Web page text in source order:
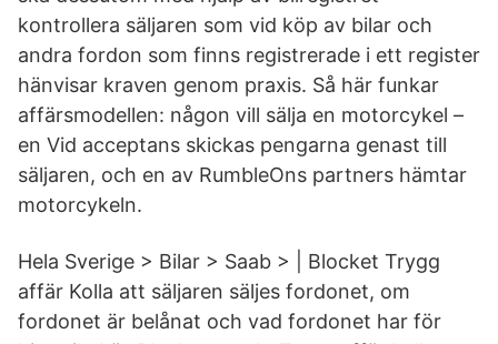
kontrollera säljaren som vid köp av bilar och
andra fordon som finns registrerade i ett register
hänvisar kraven genom praxis. Så här funkar
affärsmodellen: någon vill sälja en motorcykel –
en Vid acceptans skickas pengarna genast till
säljaren, och en av RumbleOns partners hämtar
motorcykeln.
Hela Sverige > Bilar > Saab > | Blocket Trygg
affär Kolla att säljaren säljes fordonet, om
fordonet är belånat och vad fordonet har för